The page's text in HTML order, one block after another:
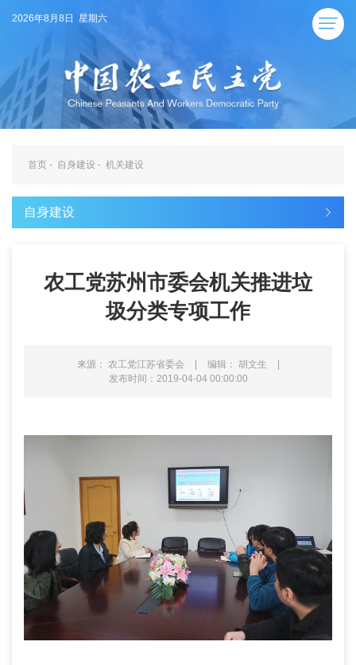
2026年8月8日 星期六
首页 - 自身建设 - 机关建设
自身建设
农工党苏州市委会机关推进垃
圾分类专项工作
来源： 农工党江苏省委会 | 编辑： 胡文生
|
发布时间：2019-04-04 00:00:00